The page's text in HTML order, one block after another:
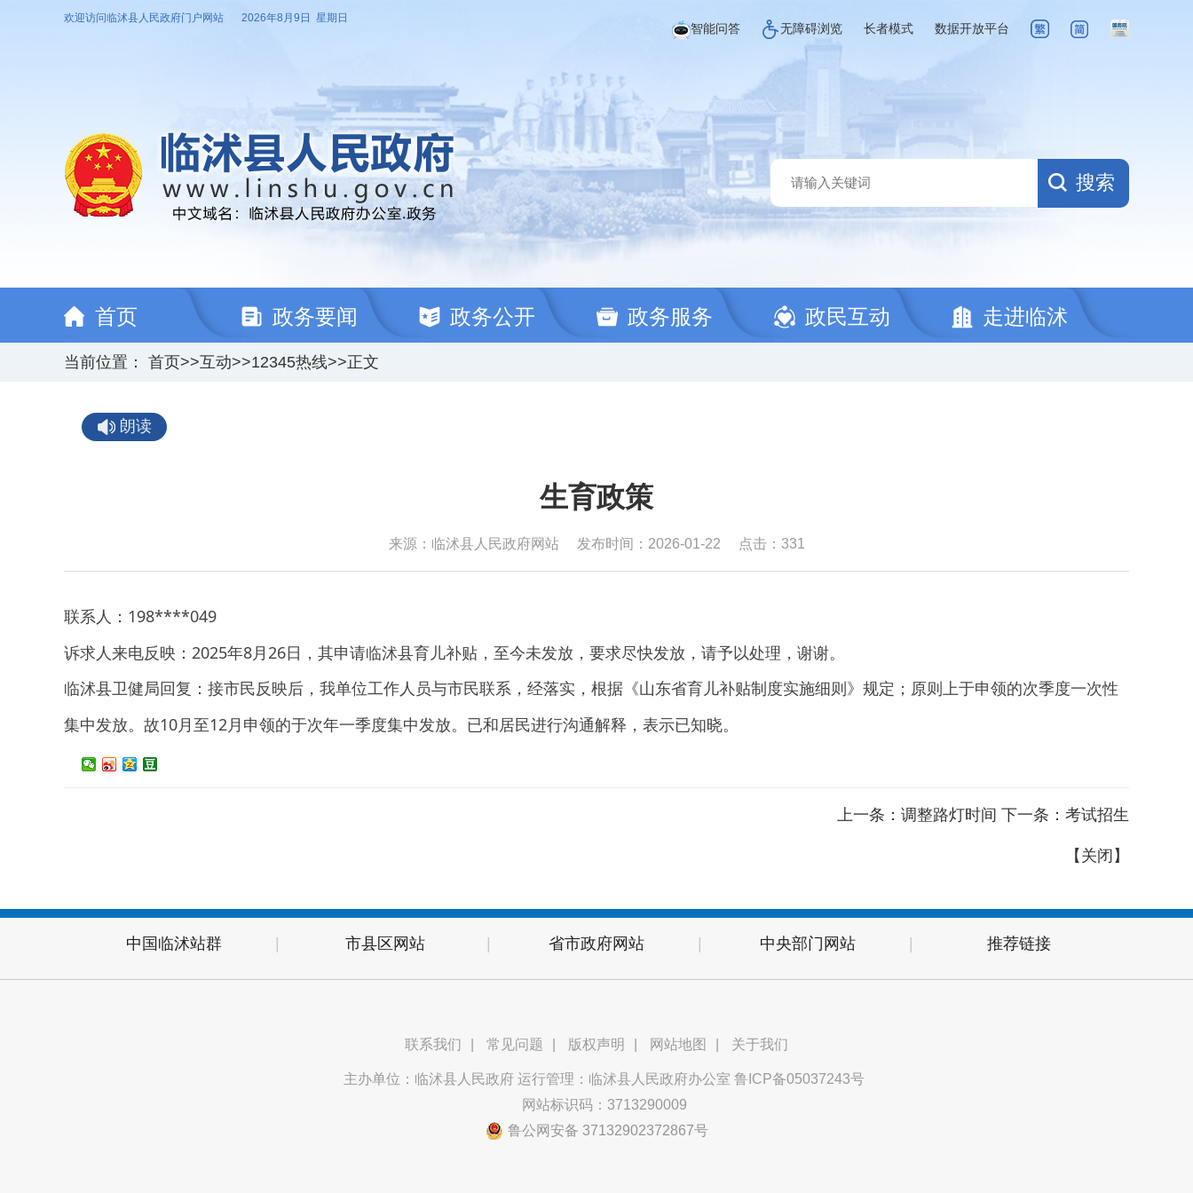
欢迎访问临沭县人民政府门户网站 2026年8月9日 星期日
智能问答 无障碍浏览 长者模式 数据开放平台
搜索
首页 政务要闻 政务公开 政务服务 政民互动 走进临沭
当前位置： 首页>>互动>>12345热线>>正文
朗读
生育政策
来源：临沭县人民政府网站 发布时间：2026-01-22 点击： 331
联系人： 198****049
诉求人来电反映： 2025年8月 26 日，其申请临沭县育儿补贴，至今未发放，要求尽快发放，请予以处理，谢谢。
临沭县卫健局 回复： 接市民反映后，我单位工作人员与市民联系，经落实，根据《山东省育儿补贴制度实施细则》规定；原则上于申领的次季度一次性
集中发放。故10月至12月申领的于次年一季度集中发放。已和居民进行沟通解释，表示已知晓。
上一条： 调整路灯时间 下一条： 考试招生
【 关闭 】
中国临沭站群 市县区网站 省市政府网站 中央部门网站 推荐链接
联系我们 常见问题 版权声明 网站地图 关于我们
主办单位：临沭县人民政府 运行管理：临沭县人民政府办公室 鲁ICP备05037243号
网站标识码：3713290009
鲁公网安备 37132902372867号